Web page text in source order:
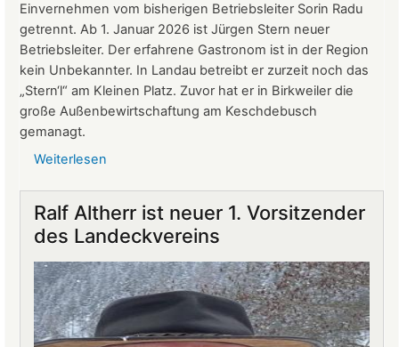
Einvernehmen vom bisherigen Betriebsleiter Sorin Radu
getrennt. Ab 1. Januar 2026 ist Jürgen Stern neuer
Betriebsleiter. Der erfahrene Gastronom ist in der Region
kein Unbekannter. In Landau betreibt er zurzeit noch das
„Stern‘l“ am Kleinen Platz. Zuvor hat er in Birkweiler die
große Außenbewirtschaftung am Keschdebusch
gemanagt.
Weiterlesen
Burg
Landeck:
Jürgen
Stern
neuer
Betriebsleiter
Ralf Altherr ist neuer 1. Vorsitzender
des Landeckvereins